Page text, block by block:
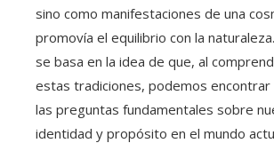
sino como manifestaciones de una
promovía el equilibrio con la
se basa en la idea de que, al
estas tradiciones, podemos
las preguntas fundamentales sobre
identidad y propósito en el mundo